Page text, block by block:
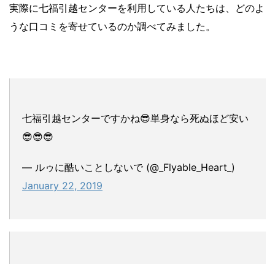
実際に七福引越センターを利用している人たちは、どのよ
うな口コミを寄せているのか調べてみました。
七福引越センターですかね😎単身なら死ぬほど安い
😎😎😎
— ルゥに酷いことしないで (@_Flyable_Heart_)
January 22, 2019